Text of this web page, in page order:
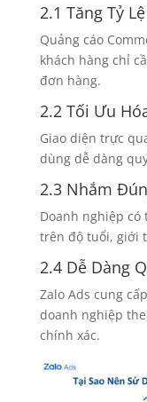
2.1 Tăng Tỷ
Quảng cáo
khách hàng chỉ
đơn hàng.
2.2 Tối Ưu
Giao diện trực
dùng dễ dàng
2.3 Nhắm
Doanh nghiệp
trên độ tuổi, giới
2.4 Dễ Dàng
Zalo Ads cung
doanh nghiệp
chính xác.